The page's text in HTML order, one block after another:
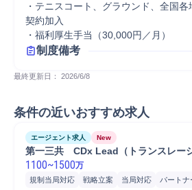
・テニスコート、グラウンド、全国
契約加入
・福利厚生手当（30,000円／月）
制度備考
最終更新日： 2026/6/8
条件の近いおすすめ求人
エージェント求人 New
第一三共　CDx Lead（トランスレー
1100~1500万
規制当局対応 戦略立案 当局対応 パートナ